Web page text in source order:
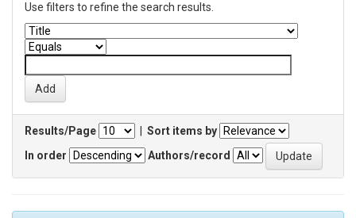
Use filters to refine the search results.
Results/Page
Sort items by
In order
Authors/record